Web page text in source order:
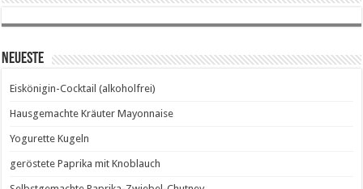
Neueste
Eiskönigin-Cocktail (alkoholfrei)
Hausgemachte Kräuter Mayonnaise
Yogurette Kugeln
geröstete Paprika mit Knoblauch